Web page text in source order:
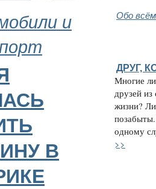
и
Обо всём
В
ДРУГ,
Многие
друзей
жизни?
одному
>>